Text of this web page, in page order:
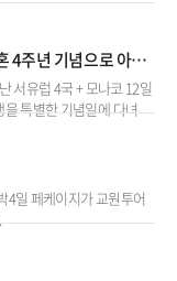
🇬🇧🇫🇷🇨🇭🇮🇹🇲🇨 결혼 4주년 기념으로 아내와 함께 떠난 서유럽 4국 + 모나코 12일 여행!
서유럽 4국 + 모나코 12일
특별한 기념일에 다녀
4일 페케이지가 교원투어